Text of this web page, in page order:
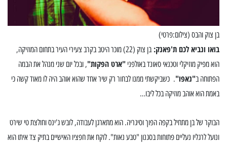
בן צוק והבס (צילום:פרטי)
בואו ונביא לכם ת'פאנק:
בן צוק (22) מוכר היטב בקרב צעירי העיר בתחום המוזיקה,
הוא מפיק מוזיקלי וטכנאי סאונד באולפני "ארט הפקות", ובכל יום שני מנהל את הבמה
הפתוחה ב"נאפו". כשביקשתי ממנו לבחור רק שיר אחד שהוא אוהב היה לו מאוד קשה כי
באמת הוא אוהב מוזיקה בכל ליבו…
הבוקר של בן מתחיל בקפה הפוך וסיגריה. הוא מתארגן לעבודה, לובש ג'ינס וחולצת טי שירט
ונועל לרגליו נעליים פתוחות בסגנון "טבע נאות". לוקח את חפציו האישיים בתיק צד איתו הוא